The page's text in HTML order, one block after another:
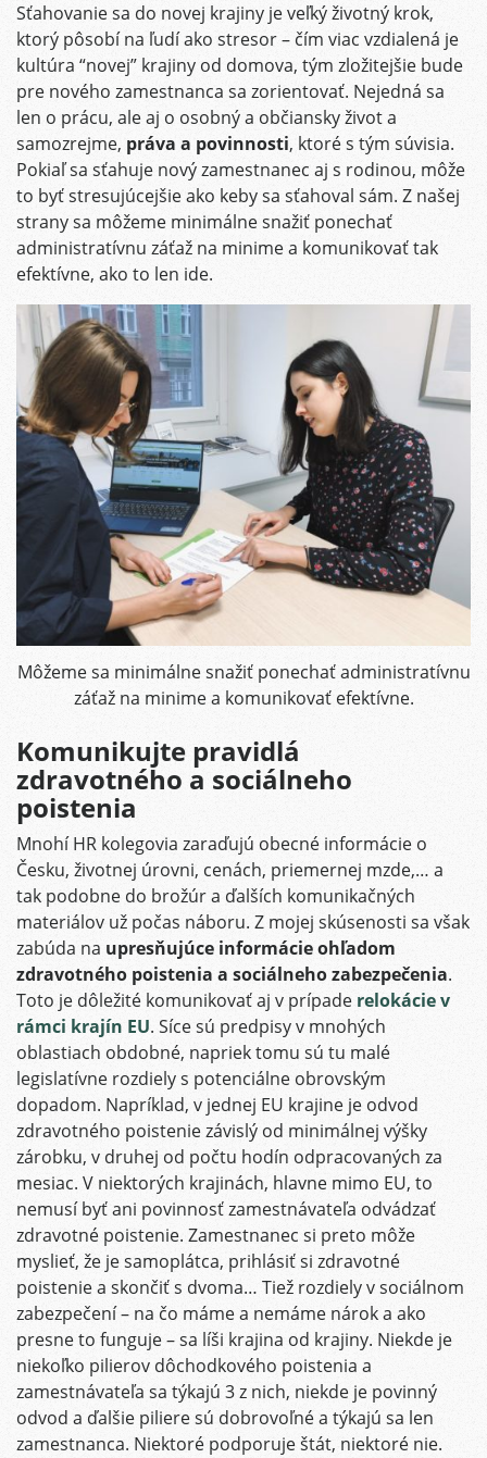
Sťahovanie sa do novej krajiny je veľký životný krok,
ktorý pôsobí na ľudí ako stresor – čím viac vzdialená je
kultúra “novej” krajiny od domova, tým zložitejšie bude
pre nového zamestnanca sa zorientovať. Nejedná sa
len o prácu, ale aj o osobný a občiansky život a
samozrejme, práva a povinnosti, ktoré s tým súvisia.
Pokiaľ sa sťahuje nový zamestnanec aj s rodinou, môže
to byť stresujúcejšie ako keby sa sťahoval sám. Z našej
strany sa môžeme minimálne snažiť ponechať
administratívnu záťaž na minime a komunikovať tak
efektívne, ako to len ide.
Môžeme sa minimálne snažiť ponechať administratívnu
záťaž na minime a komunikovať efektívne.
Komunikujte pravidlá
zdravotného a sociálneho
poistenia
Mnohí HR kolegovia zaraďujú obecné informácie o
Česku, životnej úrovni, cenách, priemernej mzde,… a
tak podobne do brožúr a ďalších komunikačných
materiálov už počas náboru. Z mojej skúsenosti sa však
zabúda na upresňujúce informácie ohľadom
zdravotného poistenia a sociálneho zabezpečenia.
Toto je dôležité komunikovať aj v prípade relokácie v
rámci krajín EU. Síce sú predpisy v mnohých
oblastiach obdobné, napriek tomu sú tu malé
legislatívne rozdiely s potenciálne obrovským
dopadom. Napríklad, v jednej EU krajine je odvod
zdravotného poistenie závislý od minimálnej výšky
zárobku, v druhej od počtu hodín odpracovaných za
mesiac. V niektorých krajinách, hlavne mimo EU, to
nemusí byť ani povinnosť zamestnávateľa odvádzať
zdravotné poistenie. Zamestnanec si preto môže
myslieť, že je samoplátca, prihlásiť si zdravotné
poistenie a skončiť s dvoma… Tiež rozdiely v sociálnom
zabezpečení – na čo máme a nemáme nárok a ako
presne to funguje – sa líši krajina od krajiny. Niekde je
niekoľko pilierov dôchodkového poistenia a
zamestnávateľa sa týkajú 3 z nich, niekde je povinný
odvod a ďalšie piliere sú dobrovoľné a týkajú sa len
zamestnanca. Niektoré podporuje štát, niektoré nie.